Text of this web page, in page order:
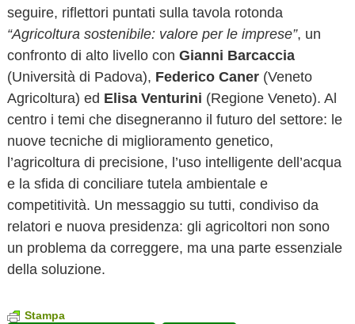
seguire, riflettori puntati sulla tavola rotonda
“Agricoltura sostenibile: valore per le imprese”, un
confronto di alto livello con Gianni Barcaccia
(Università di Padova), Federico Caner(Veneto
Agricoltura) ed Elisa Venturini (Regione Veneto). Al
centro i temi che disegneranno il futuro del settore: le
nuove tecniche di miglioramento genetico,
l’agricoltura di precisione, l’uso intelligente dell’acqua
e la sfida di conciliare tutela ambientale e
competitività. Un messaggio su tutti, condiviso da
relatori e nuova presidenza: gli agricoltori non sono
un problema da correggere, ma una parte essenziale
della soluzione.
Stampa